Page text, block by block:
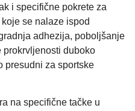
i specifične pokrete za
se nalaze ispod
adhezija, poboljšanje
duboko
presudni za sportske
na specifične tačke u